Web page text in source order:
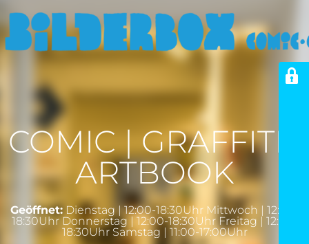
COMIC | GRAFFITI |
ARTBOOK
Geöffnet: Dienstag | 12:00-18:30Uhr Mittwoch | 12:00-
18:30Uhr Donnerstag | 12:00-18:30Uhr Freitag | 12:00-
18:30Uhr Samstag | 11:00-17:00Uhr